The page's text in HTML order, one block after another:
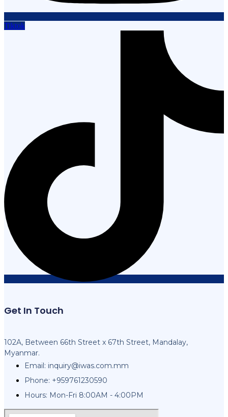
Tiktok
Get In Touch
102A, Between 66th Street x 67th Street, Mandalay,
Myanmar.
Email: inquiry@iwas.com.mm
Phone: +959761230590
Hours: Mon-Fri 8:00AM - 4:00PM